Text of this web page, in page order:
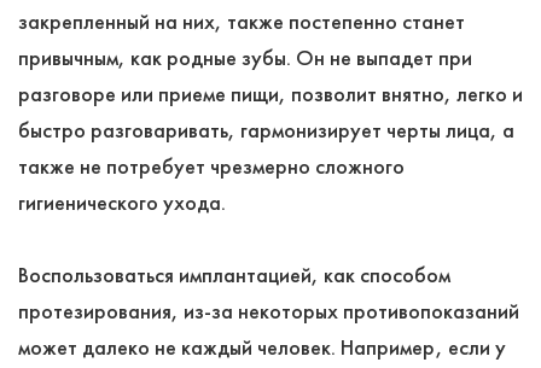
закрепленный на них, также постепенно станет
привычным, как родные зубы. Он не выпадет при
разговоре или приеме пищи, позволит внятно, легко и
быстро разговаривать, гармонизирует черты лица, а
также не потребует чрезмерно сложного
гигиенического ухода.
Воспользоваться имплантацией, как способом
протезирования, из-за некоторых противопоказаний
может далеко не каждый человек. Например, если у